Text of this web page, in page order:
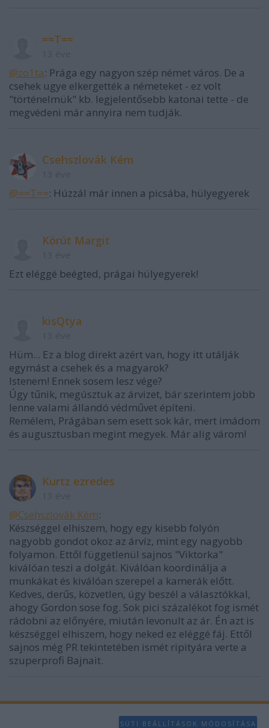
==T==
@zo1ta: Prága egy nagyon szép német város. De a
csehek ugye elkergették a németeket - ez volt
"történelmük" kb. legjelentősebb katonai tette - de
megvédeni már annyira nem tudják.
Csehszlovák Kém
@==T==: Húzzál már innen a picsába, hülyegyerek
Körút Margit
Ezt eléggé beégted, prágai hülyegyerek!
kisQtya
Hüm... Ez a blog direkt azért van, hogy itt utálják
egymást a csehek és a magyarok?
Istenem! Ennek sosem lesz vége?
Úgy tűnik, megúsztuk az árvizet, bár szerintem jobb
lenne valami állandó védművet építeni.
Remélem, Prágában sem esett sok kár, mert imádom
és augusztusban megint megyek. Már alig várom!
Kurtz ezredes
@Csehszlovák Kém:
Készséggel elhiszem, hogy egy kisebb folyón
nagyobb gondot okoz az árvíz, mint egy nagyobb
folyamon. Ettől függetlenül sajnos "Viktorka"
kiválóan teszi a dolgát. Kiválóan koordinálja a
munkákat és kiválóan szerepel a kamerák előtt.
Kedves, derűs, közvetlen, úgy beszél a választókkal,
ahogy Gordon sose fog. Sok pici százalékot fog ismét
rádobni az előnyére, miután levonult az ár. Én azt is
készséggel elhiszem, hogy neked ez eléggé fáj. Ettől
sajnos még PR tekintetében ismét ripityára verte a
szuperprofi Bajnait.
SÜTI BEÁLLÍTÁSOK MÓDOSÍTÁSA